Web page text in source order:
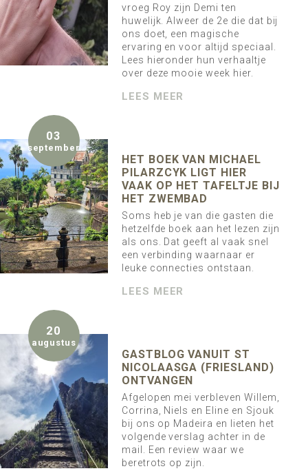
vroeg Roy zijn Demi ten
huwelijk. Alweer de 2e die dat bij
ons doet, een magische
ervaring en voor altijd speciaal.
Lees hieronder hun verhaaltje
over deze mooie week hier.
LEES MEER
03
september
HET BOEK VAN MICHAEL
PILARZCYK LIGT HIER
VAAK OP HET TAFELTJE BIJ
HET ZWEMBAD
Soms heb je van die gasten die
hetzelfde boek aan het lezen zijn
als ons. Dat geeft al vaak snel
een verbinding waarnaar er
leuke connecties ontstaan.
LEES MEER
20
augustus
GASTBLOG VANUIT ST
NICOLAASGA (FRIESLAND)
ONTVANGEN
Afgelopen mei verbleven Willem,
Corrina, Niels en Eline en Sjouk
bij ons op Madeira en lieten het
volgende verslag achter in de
mail. Een review waar we
beretrots op zijn.